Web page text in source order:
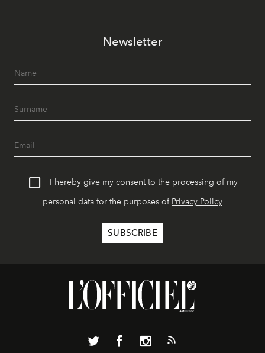
Newsletter
I hereby give my consent to the processing of my
personal data for the purposes of Privacy Policy